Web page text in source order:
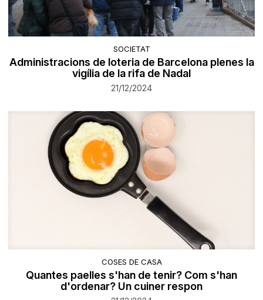
SOCIETAT
Administracions de loteria de Barcelona plenes la
vigília de la rifa de Nadal
21/12/2024
COSES DE CASA
Quantes paelles s'han de tenir? Com s'han
d'ordenar? Un cuiner respon